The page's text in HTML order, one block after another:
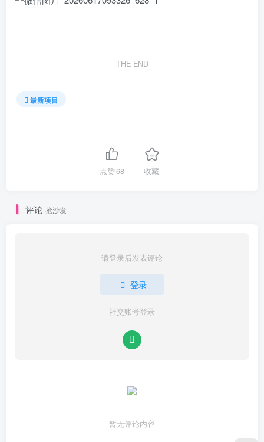
THE END
最新项目
点赞68 收藏
评论 抢沙发
请登录后发表评论
登录
社交账号登录
暂无评论内容